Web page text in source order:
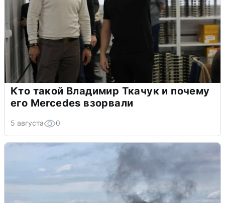
Кто такой Владимир Ткачук и почему
его Mercedes взорвали
5 августа 0